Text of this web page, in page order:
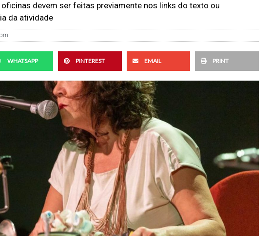
devem ser feitas previamente nos links do texto ou
da atividade
WHATSAPP PINTEREST EMAIL PRINT